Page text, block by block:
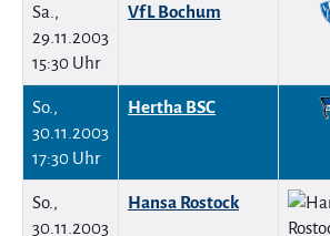
Sa.,
29.11.2003
15:30 Uhr
VfL Bochum
So.,
30.11.2003
17:30 Uhr
Hertha BSC
So.,
30.11.2003
Hansa Rostock